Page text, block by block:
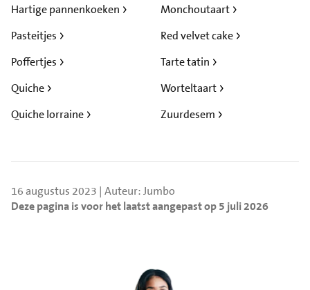
Hartige pannenkoeken
Pasteitjes
Poffertjes
Quiche
Quiche lorraine
Monchoutaart
Red velvet cake
Tarte tatin
Worteltaart
Zuurdesem
16 augustus 2023 | Auteur: Jumbo
Deze pagina is voor het laatst aangepast op 5 juli 2026